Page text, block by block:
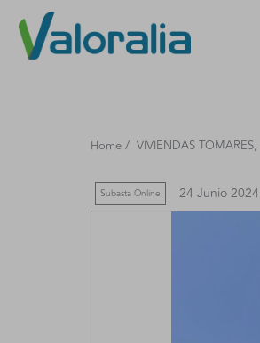
Home / VIVIENDAS
Subasta Online 24 Junio